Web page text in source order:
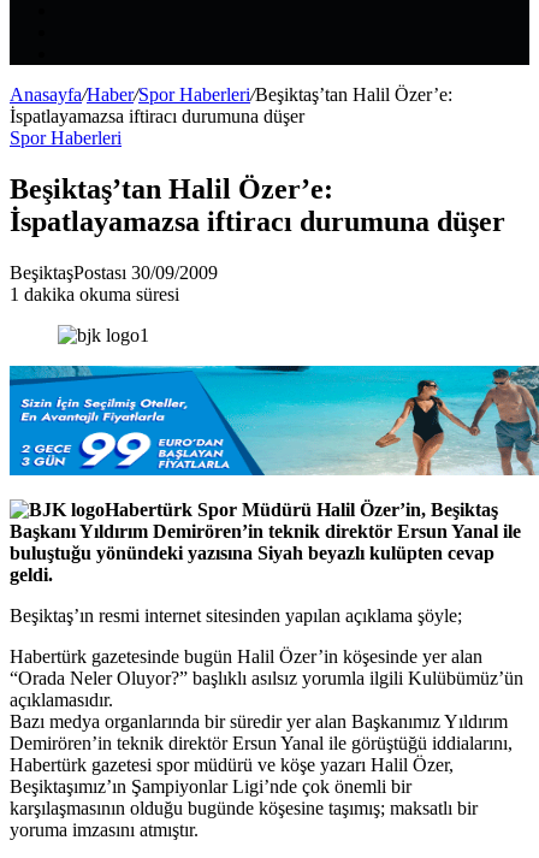
Anasayfa/Haber/Spor Haberleri/Beşiktaş’tan Halil Özer’e:
İspatlayamazsa iftiracı durumuna düşer
Spor Haberleri
Beşiktaş’tan Halil Özer’e:
İspatlayamazsa iftiracı durumuna düşer
BeşiktaşPostası Bir
e-
göndermek
30/09/2009
1 dakika okuma süresi
Habertürk Spor Müdürü Halil Özer’in, Beşiktaş
Başkanı Yıldırım Demirören’in teknik direktör Ersun Yanal ile
buluştuğu yönündeki yazısına Siyah beyazlı kulüpten cevap
geldi.
Beşiktaş’ın resmi internet sitesinden yapılan açıklama şöyle;
Habertürk gazetesinde bugün Halil Özer’in köşesinde yer alan
“Orada Neler Oluyor?” başlıklı asılsız yorumla ilgili Kulübümüz’ün
açıklamasıdır.
Bazı medya organlarında bir süredir yer alan Başkanımız Yıldırım
Demirören’in teknik direktör Ersun Yanal ile görüştüğü iddialarını,
Habertürk gazetesi spor müdürü ve köşe yazarı Halil Özer,
Beşiktaşımız’ın Şampiyonlar Ligi’nde çok önemli bir
karşılaşmasının olduğu bugünde köşesine taşımış; maksatlı bir
yoruma imzasını atmıştır.